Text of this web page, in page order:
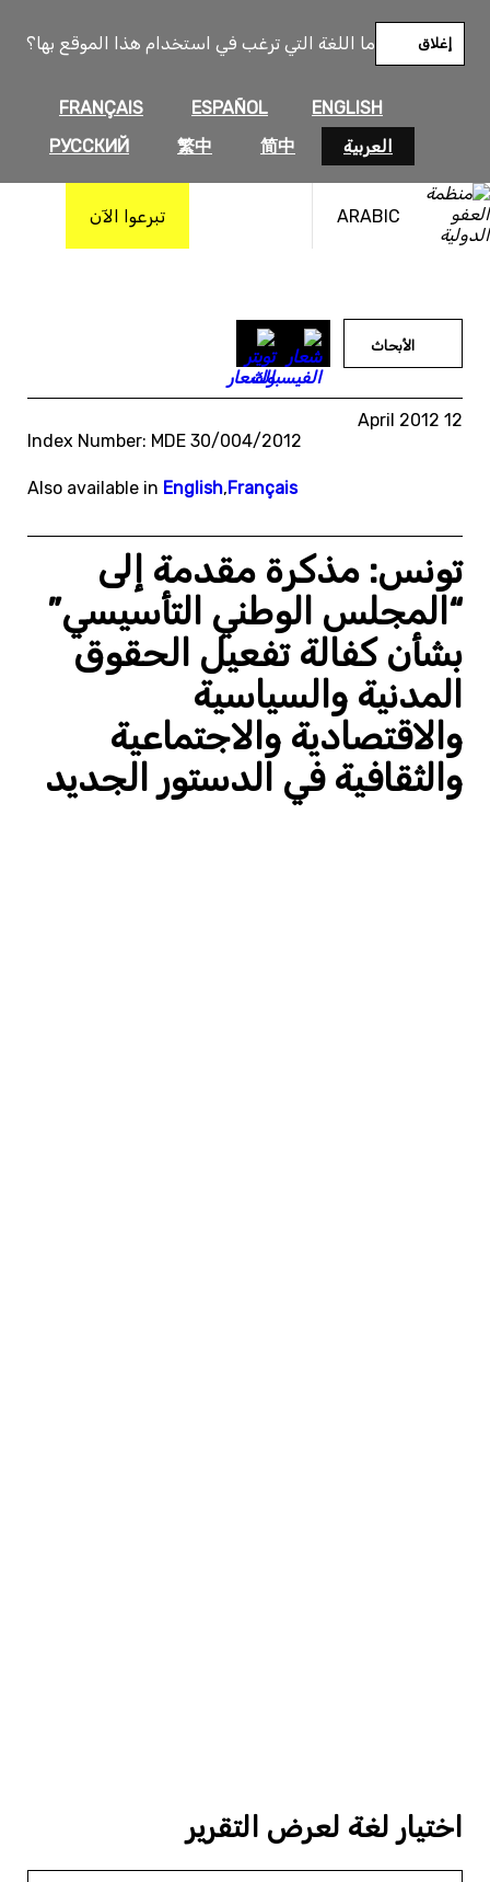
ما اللغة التي ترغب في استخدام هذا الموقع بها؟
ENGLISH
ESPAÑOL
FRANÇAIS
العربية
简中
繁中
РУССКИЙ
إغلاق
ARABIC تبرعوا الآن
المحتوى
الأبحاث
12 April 2012
Index Number: MDE 30/004/2012
Also available in English,Français
تونس: مذكرة مقدمة إلى
“المجلس الوطني التأسيسي”
بشأن كفالة تفعيل الحقوق
المدنية والسياسية
والاقتصادية والاجتماعية
والثقافية في الدستور الجديد
اختيار لغة لعرض التقرير